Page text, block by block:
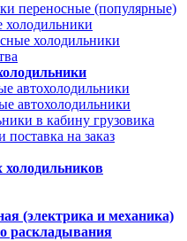
переносные (популярные)
холодильники
холодильники
автохолодильники
автохолодильники
в кабину грузовика
на заказ
(электрика и механика)
раскладывания